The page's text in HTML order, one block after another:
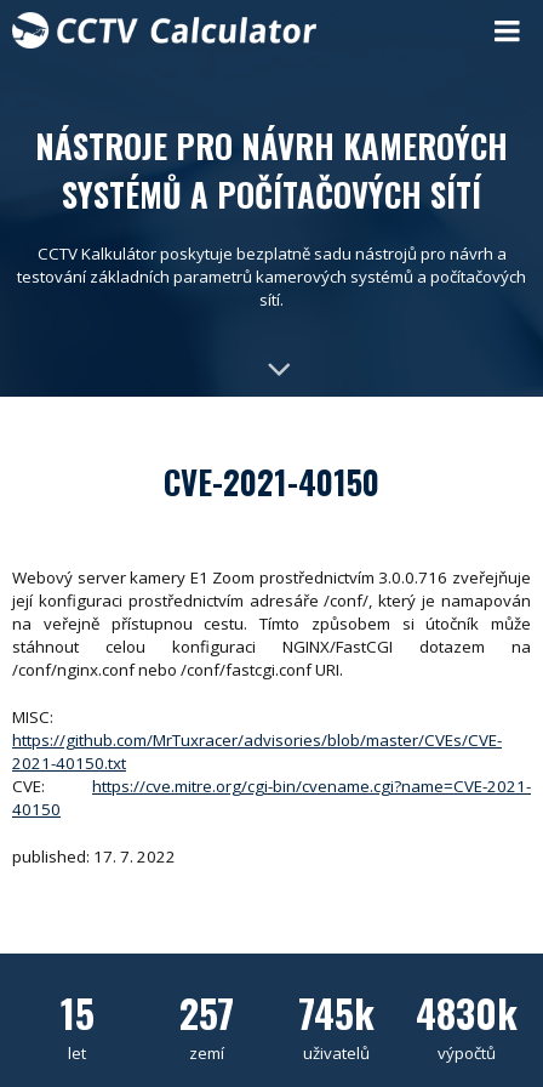
NÁSTROJE PRO NÁVRH KAMEROÝCH
SYSTÉMŮ A POČÍTAČOVÝCH SÍTÍ
CCTV Kalkulátor poskytuje bezplatně sadu nástrojů pro návrh a
testování základních parametrů kamerových systémů a počítačových
sítí.
CVE-2021-40150
Webový server kamery E1 Zoom prostřednictvím 3.0.0.716 zveřejňuje
její konfiguraci prostřednictvím adresáře /conf/, který je namapován
na veřejně přístupnou cestu. Tímto způsobem si útočník může
stáhnout celou konfiguraci NGINX/FastCGI dotazem na
/conf/nginx.conf nebo /conf/fastcgi.conf URI.
MISC:
https://github.com/MrTuxracer/advisories/blob/master/CVEs/CVE-
2021-40150.txt
CVE: https://cve.mitre.org/cgi-bin/cvename.cgi?name=CVE-2021-
40150
published: 17. 7. 2022
15
let
257
zemí
745k
uživatelů
4830k
výpočtů